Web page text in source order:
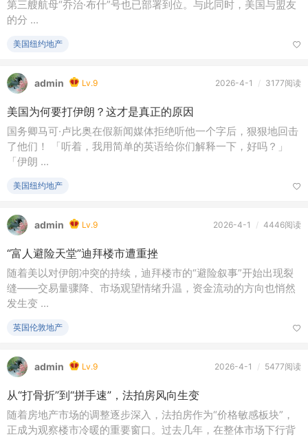
第三艘航母“乔治·布什”号也已部署到位。与此同时，美国与盟友
的分 ...
美国纽约地产
admin Lv.9 2026-4-1 / 3177阅读
美国为何要打伊朗？这才是真正的原因
国务卿马可·卢比奥在假新闻媒体拒绝听他一个字后，狠狠地回击
了他们！ 「听着，我用简单的英语给你们解释一下，好吗？」
「伊朗 ...
美国纽约地产
admin Lv.9 2026-4-1 / 4446阅读
“富人避险天堂”迪拜楼市遭重挫
随着美以对伊朗冲突的持续，迪拜楼市的“避险叙事”开始出现裂
缝——交易量骤降、市场观望情绪升温，资金流动的方向也悄然
发生变 ...
英国伦敦地产
admin Lv.9 2026-4-1 / 5477阅读
从“打骨折”到“拼手速”，法拍房风向生变
随着房地产市场的调整逐步深入，法拍房作为“价格敏感板块”，
正成为观察楼市冷暖的重要窗口。过去几年，在整体市场下行背